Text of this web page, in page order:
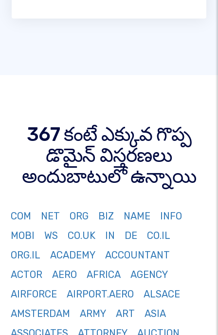
367 కంటే ఎక్కువ గొప్ప
డొమైన్ విస్తరణలు
అందుబాటులో ఉన్నాయి
COM NET ORG BIZ NAME
INFO
MOBI
WS CO.UK IN DE
CO.IL
ORG.IL
ACADEMY
ACCOUNTANT
ACTOR
AERO AFRICA
AGENCY
AIRFORCE
AIRPORT.AERO
ALSACE
AMSTERDAM
ARMY ART
ASIA